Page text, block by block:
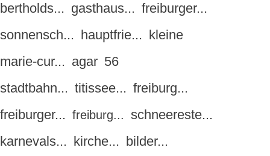
bertholds... gasthaus... freiburger...
sonnensch... hauptfrie... kleine
marie-cur... agar 56
stadtbahn... titissee... freiburg...
freiburger... freiburg... schneereste...
karnevals... kirche... bilder...